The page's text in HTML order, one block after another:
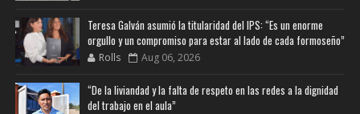
Teresa Galván asumió la titularidad del IPS: “Es un enorme
orgullo y un compromiso para estar al lado de cada formoseño”
Rolls Aug 06, 2026
“De la liviandad y la falta de respeto en las redes a la dignidad
del trabajo en el aula”